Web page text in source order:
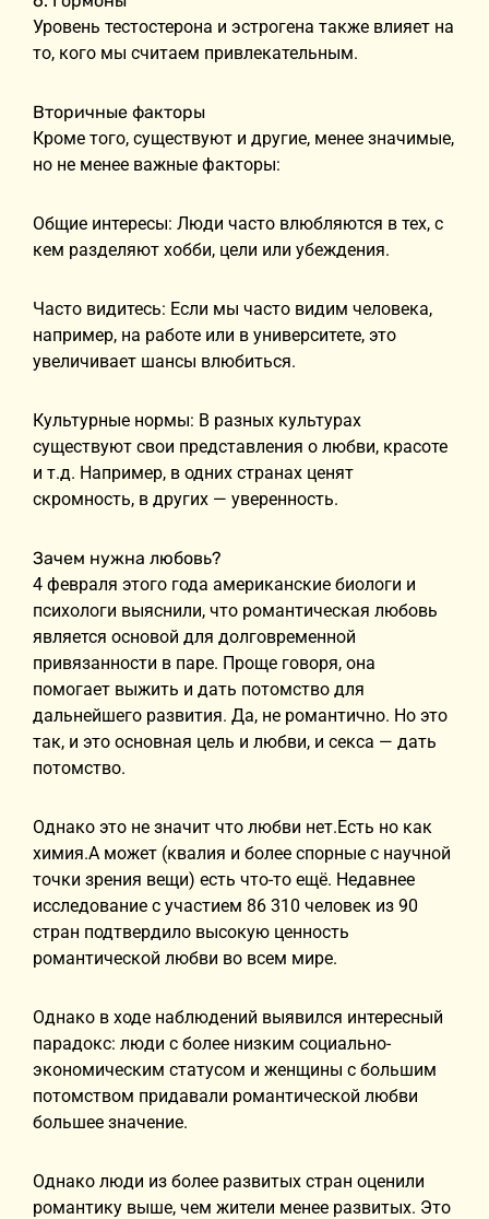
Уровень тестостерона и эстрогена также влияет на
то, кого мы считаем привлекательным.
Вторичные факторы
Кроме того, существуют и другие, менее значимые,
но не менее важные факторы:
Общие интересы: Люди часто влюбляются в тех, с
кем разделяют хобби, цели или убеждения.
Часто видитесь: Если мы часто видим человека,
например, на работе или в университете, это
увеличивает шансы влюбиться.
Культурные нормы: В разных культурах
существуют свои представления о любви, красоте
и т.д. Например, в одних странах ценят
скромность, в других — уверенность.
Зачем нужна любовь?
4 февраля этого года американские биологи и
психологи выяснили, что романтическая любовь
является основой для долговременной
привязанности в паре. Проще говоря, она
помогает выжить и дать потомство для
дальнейшего развития. Да, не романтично. Но это
так, и это основная цель и любви, и секса — дать
потомство.
Однако это не значит что любви нет.Есть но как
химия.А может (квалия и более спорные с научной
точки зрения вещи) есть что-то ещё. Недавнее
исследование с участием 86 310 человек из 90
стран подтвердило высокую ценность
романтической любви во всем мире.
Однако в ходе наблюдений выявился интересный
парадокс: люди с более низким социально-
экономическим статусом и женщины с большим
потомством придавали романтической любви
большее значение.
Однако люди из более развитых стран оценили
романтику выше, чем жители менее развитых. Это